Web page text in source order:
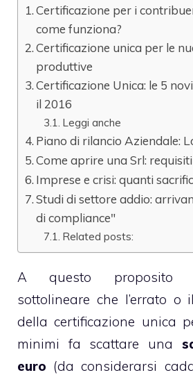
Certificazione per i
come funziona?
Certificazione unica per le
produttive
Certificazione Unica: le 5
il 2016
Leggi anche
Piano di rilancio Aziendale:
Come aprire una Srl: requisiti
Imprese e crisi: quanti
Studi di settore addio:
di compliance"
Related posts:
A questo proposito
sottolineare che l’errato o
della certificazione unica
minimi fa scattare una
euro (da considerarsi